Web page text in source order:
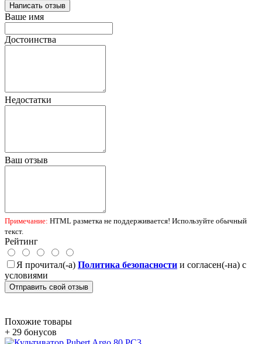
Написать отзыв
Ваше имя
Достоинства
Недостатки
Ваш отзыв
Примечание: HTML разметка не поддерживается! Используйте обычный
текст.
Рейтинг
Я прочитал(-а) Политика безопасности и согласен(-на) с
условиями
Отправить свой отзыв
Похожие товары
+ 29 бонусов